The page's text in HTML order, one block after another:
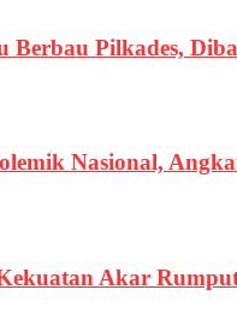
Berbau Pilkades,
Nasional,
Akar